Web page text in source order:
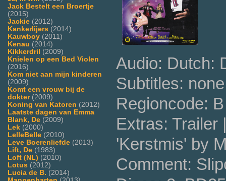
Jack Bestelt een Broertje
(2015)
Jackie (2012)
Kankerlijers (2014)
Kauwboy (2011)
Kenau (2014)
Kikkerdril (2009)
Knielen op een Bed Violen
(2016)
Kom niet aan mijn kinderen
(2009)
Komt een vrouw bij de
dokter(2009)
Koning van Katoren (2012)
Laatste dagen van Emma
Blank, De (2009)
Lek (2000)
LelleBelle (2010)
Leve Boerenliefde (2013)
Lift, De (1983)
Loft (NL) (2010)
Lotus (2012)
Lucia de B. (2014)
Audio: Dutch:
Subtitles: none
Regioncode:
Extras: Trailer
'Kerstmis' by
Comment: